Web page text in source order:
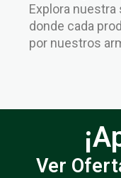
Explora
donde cada
por nuestros
Ver